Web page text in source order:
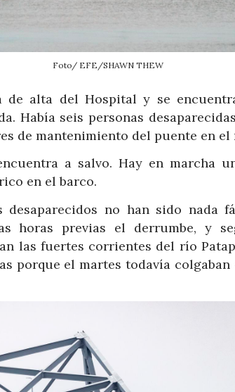
Foto/ EFE/SHAWN THEW
de alta del Hospital y se
Había seis personas
de mantenimiento del puente en
a salvo. Hay en marcha
en el barco.
desaparecidos no han sido nada
horas previas el derrumbe, y
las fuertes corrientes del río
porque el martes todavía